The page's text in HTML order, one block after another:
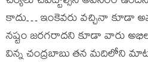
కాదు… ఇంకెవరు వచ్చినా కూడా
నష్టం జరగరాదని కూడా వారు
విన్న చంద్రబాబు తన మదిలోని